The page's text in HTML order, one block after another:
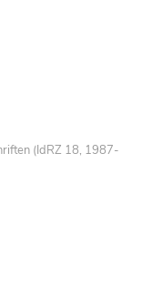
(IdRZ 18, 1987-